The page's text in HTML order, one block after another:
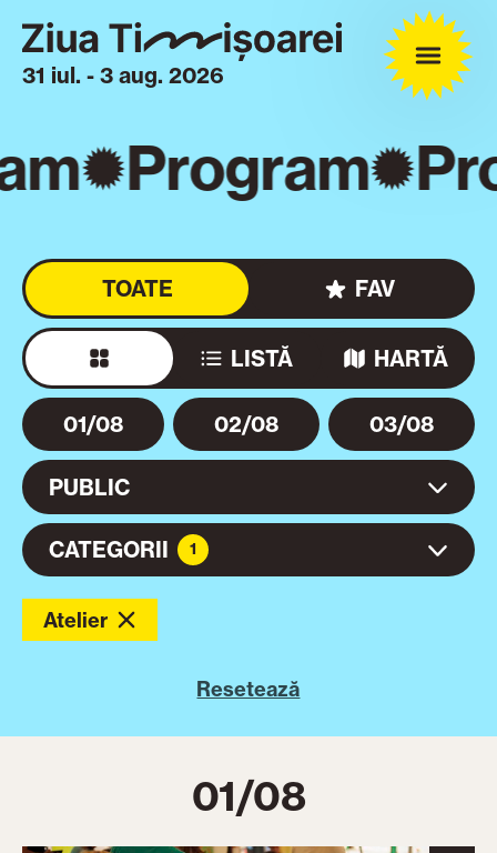
31 iul. - 3 aug. 2026
Program
CATEGORII 1
PUBLIC
01/08 02/08 03/08
LISTĂ HARTĂ
TOATE FAV
Atelier
Resetează
01/08